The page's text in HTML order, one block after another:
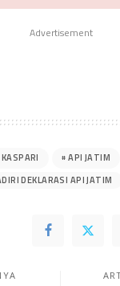
Advertisement
API JATIM
DEKLARASI API JATIM